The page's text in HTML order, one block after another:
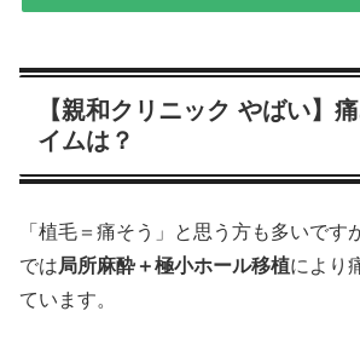
【親和クリニック やばい】
イムは？
「植毛＝痛そう」と思う方も多いです
では局所麻酔＋極小ホール移植により
ています。